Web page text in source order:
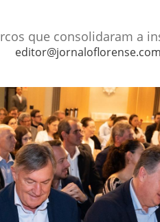
que consolidaram a